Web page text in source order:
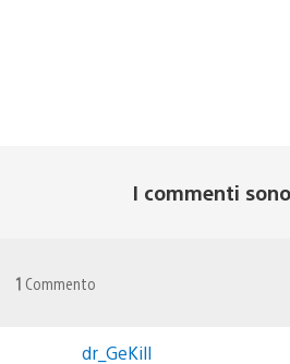
I commenti
1 Commento
dr_GeKill